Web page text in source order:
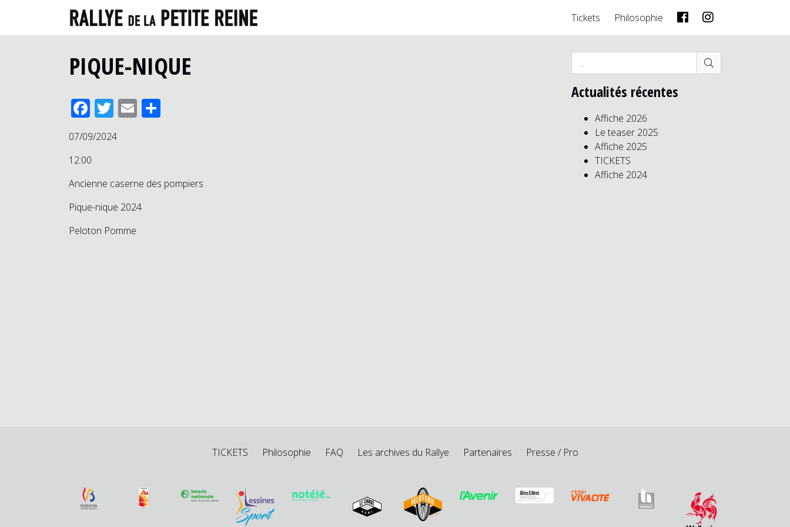
Tickets Philosophie
PIQUE-NIQUE
Facebook
Twitter
Email
07/09/2024
12:00
Ancienne caserne des pompiers
Pique-nique 2024
Peloton Pomme
Actualités récentes
Affiche 2026
Le teaser 2025
Affiche 2025
TICKETS
Affiche 2024
TICKETS Philosophie FAQ Les archives du Rallye Partenaires Presse / Pro